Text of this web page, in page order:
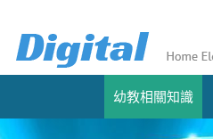
幼教相關知識